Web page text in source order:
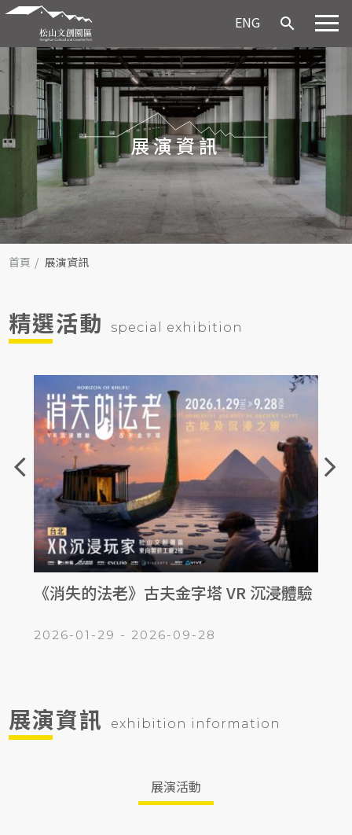
ENG search
展演資訊
首頁 展演資訊
精選活動 special exhibition
arrow_back_ios arrow_forward_ios
松菸夜光花園 光影展 THE LUMINOUS
2026-01-31 - 2026-12-31
展演資訊 exhibition information
展演活動